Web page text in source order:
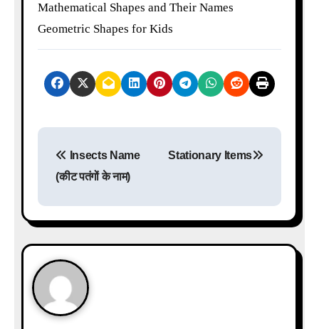
Mathematical Shapes and Their Names
Geometric Shapes for Kids
s
t
n
a
v
Insects Name
(कीट पतंगों के नाम)
Stationary Items